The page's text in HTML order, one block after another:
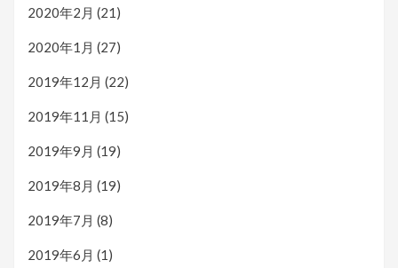
2020年2月 (21)
2020年1月 (27)
2019年12月 (22)
2019年11月 (15)
2019年9月 (19)
2019年8月 (19)
2019年7月 (8)
2019年6月 (1)